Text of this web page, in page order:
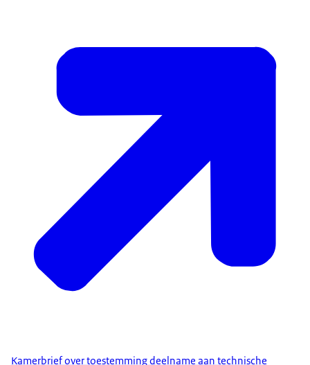
Kamerbrief over toestemming deelname aan technische